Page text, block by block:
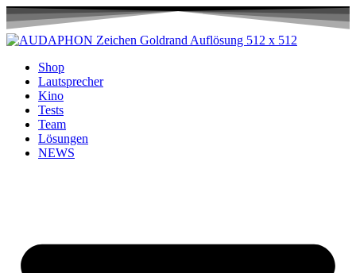
Shop
Lautsprecher
Kino
Tests
Team
Lösungen
NEWS